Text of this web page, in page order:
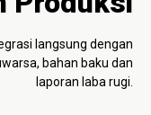
langsung dengan
bahan baku dan
laporan laba rugi.